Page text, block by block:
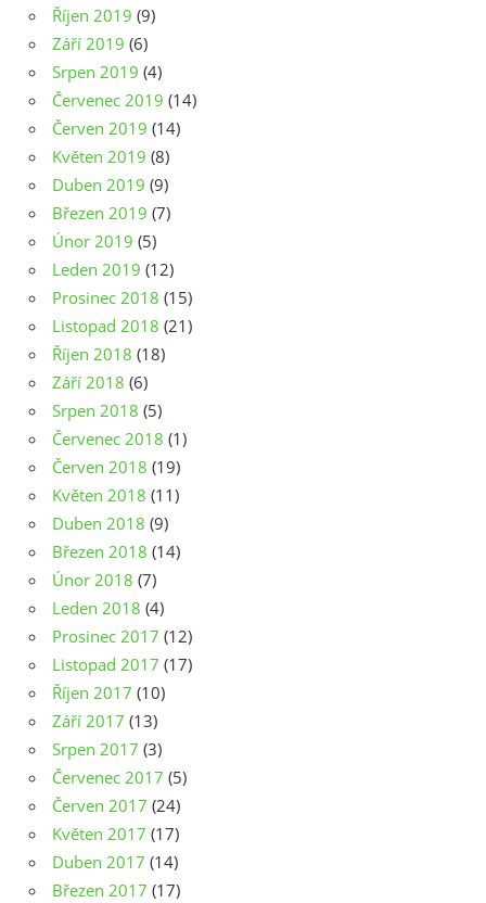
Říjen 2019 (9)
Září 2019 (6)
Srpen 2019 (4)
Červenec 2019 (14)
Červen 2019 (14)
Květen 2019 (8)
Duben 2019 (9)
Březen 2019 (7)
Únor 2019 (5)
Leden 2019 (12)
Prosinec 2018 (15)
Listopad 2018 (21)
Říjen 2018 (18)
Září 2018 (6)
Srpen 2018 (5)
Červenec 2018 (1)
Červen 2018 (19)
Květen 2018 (11)
Duben 2018 (9)
Březen 2018 (14)
Únor 2018 (7)
Leden 2018 (4)
Prosinec 2017 (12)
Listopad 2017 (17)
Říjen 2017 (10)
Září 2017 (13)
Srpen 2017 (3)
Červenec 2017 (5)
Červen 2017 (24)
Květen 2017 (17)
Duben 2017 (14)
Březen 2017 (17)